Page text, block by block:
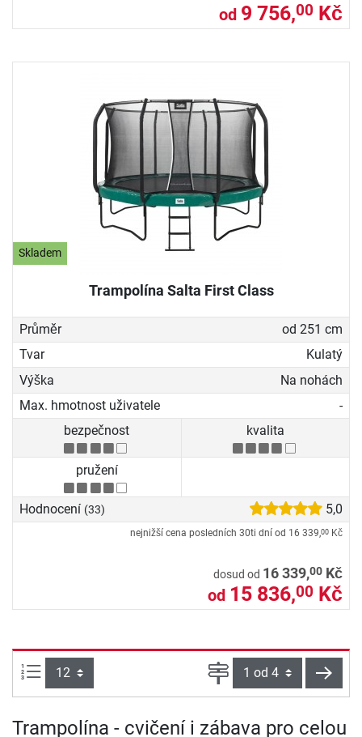
od 9 756,00 Kč
Skladem
Trampolína Salta First Class
Průměr
od 251 cm
Tvar
Kulatý
Výška
Na nohách
Max. hmotnost uživatele
-
bezpečnost
kvalita
pružení
Hodnocení (33) 5,0
nejnižší cena posledních 30ti dní od 16 339,00 Kč
dosud od 16 339,00 Kč
od 15 836,00 Kč
Počet výrobků na straně: Strana
Trampolína - cvičení i zábava pro celou